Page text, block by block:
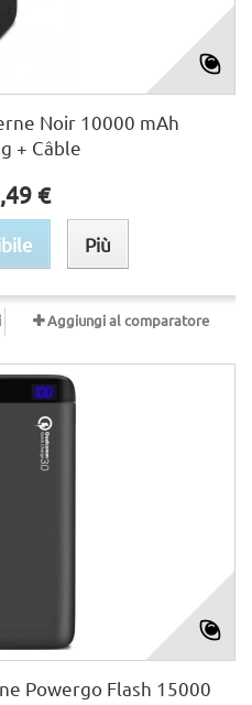
Noir 10000 mAh
+ Câble
€
Più
Aggiungi al comparatore
Powergo Flash 15000